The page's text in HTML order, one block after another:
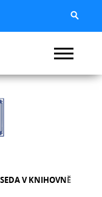
V KNIHOVNĚ